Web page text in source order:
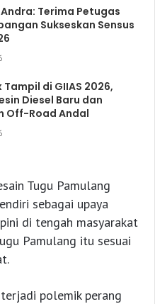
Terima Petugas
Sukseskan Sensus
Tampil di GIIAS 2026,
Diesel Baru dan
Off-Road Andal
Tugu Pamulang
sebagai upaya
di tengah masyarakat
Pamulang itu sesuai
polemik perang